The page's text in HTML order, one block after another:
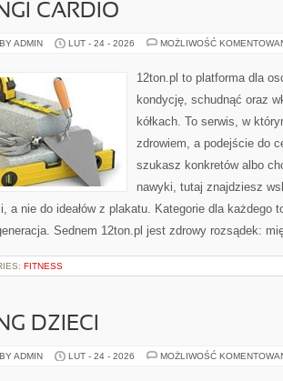
CARDIO
ADMIN LUT - 24 - 2026 MOŻLIWOŚĆ
12ton.pl to platforma dla
kondycję, schudnąć oraz
kółkach. To serwis, w
zdrowiem, a podejście do
szukasz konkretów albo
nawyki, tutaj znajdziesz
a nie do ideałów z plakatu. Kategorie dla każdego
Sednem 12ton.pl jest zdrowy rozsądek:
FITNESS
DZIECI
ADMIN LUT - 24 - 2026 MOŻLIWOŚĆ